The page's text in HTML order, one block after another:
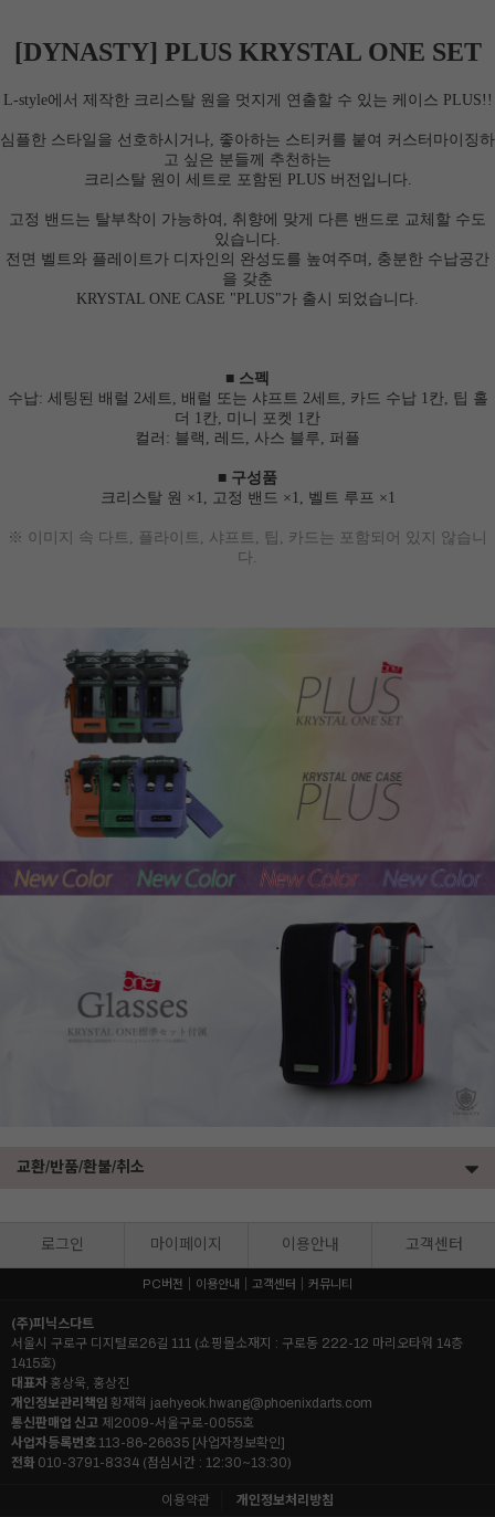
[DYNASTY] PLUS KRYSTAL ONE SET
L-style에서 제작한 크리스탈 원을 멋지게 연출할 수 있는 케이스 PLUS!!
심플한 스타일을 선호하시거나, 좋아하는 스티커를 붙여 커스터마이징하
고 싶은 분들께 추천하는
크리스탈 원이 세트로 포함된 PLUS 버전입니다.
고정 밴드는 탈부착이 가능하여, 취향에 맞게 다른 밴드로 교체할 수도
있습니다.
전면 벨트와 플레이트가 디자인의 완성도를 높여주며, 충분한 수납공간
을 갖춘
KRYSTAL ONE CASE "PLUS"가 출시 되었습니다.
■ 스펙
수납: 세팅된 배럴 2세트, 배럴 또는 샤프트 2세트, 카드 수납 1칸, 팁 홀
더 1칸, 미니 포켓 1칸
컬러: 블랙, 레드, 사스 블루, 퍼플
■ 구성품
크리스탈 원 ×1, 고정 밴드 ×1, 벨트 루프 ×1
※ 이미지 속 다트, 플라이트, 샤프트, 팁, 카드는 포함되어 있지 않습니
다.
교환/반품/환불/취소
로그인 마이페이지 이용안내 고객센터
PC버전 이용안내 고객센터 커뮤니티
(주)피닉스다트
서울시 구로구 디지털로26길 111 (쇼핑몰소재지 : 구로동 222-12 마리오타워 14층
1415호)
대표자 홍상욱, 홍상진
개인정보관리책임 황재혁 jaehyeok.hwang@phoenixdarts.com
통신판매업 신고 제2009-서울구로-0055호
사업자등록번호 113-86-26635 [사업자정보확인]
전화 010-3791-8334 (점심시간 : 12:30~13:30)
이용약관 개인정보처리방침